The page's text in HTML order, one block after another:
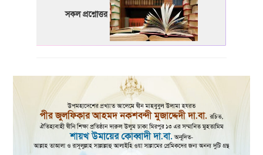
সকল প্রশ্নোত্তর